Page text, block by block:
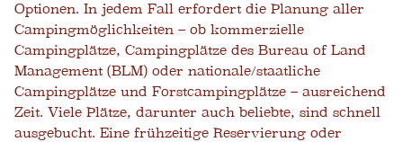
Optionen. In jedem Fall erfordert die Planung aller
Campingmöglichkeiten – ob kommerzielle
Campingplätze, Campingplätze des Bureau of Land
Management (BLM) oder nationale/staatliche
Campingplätze und Forstcampingplätze – ausreichend
Zeit. Viele Plätze, darunter auch beliebte, sind schnell
ausgebucht. Eine frühzeitige Reservierung oder